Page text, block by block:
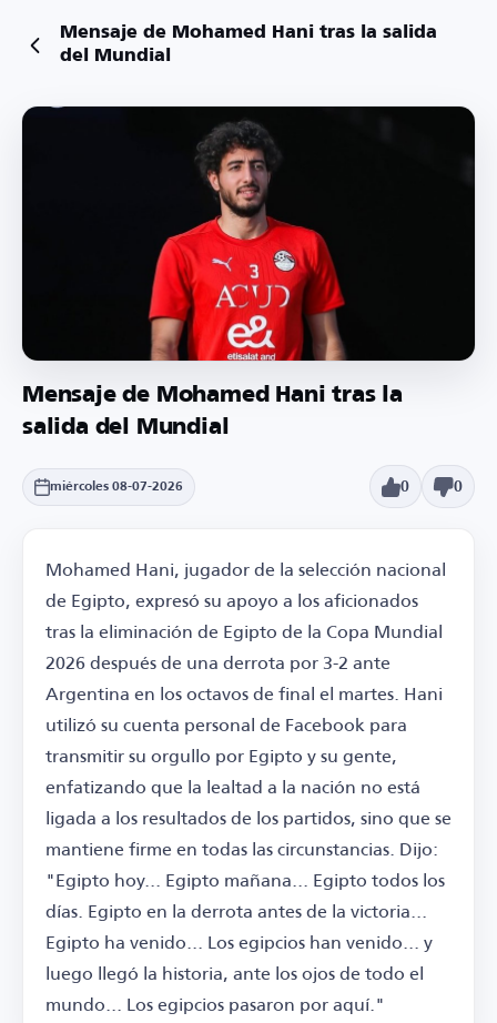
Mensaje de Mohamed Hani tras la salida
del Mundial
Mensaje de Mohamed Hani tras la
salida del Mundial
miércoles 08-07-2026 0 0
Mohamed Hani, jugador de la selección nacional
de Egipto, expresó su apoyo a los aficionados
tras la eliminación de Egipto de la Copa Mundial
2026 después de una derrota por 3-2 ante
Argentina en los octavos de final el martes. Hani
utilizó su cuenta personal de Facebook para
transmitir su orgullo por Egipto y su gente,
enfatizando que la lealtad a la nación no está
ligada a los resultados de los partidos, sino que se
mantiene firme en todas las circunstancias. Dijo:
"Egipto hoy... Egipto mañana... Egipto todos los
días. Egipto en la derrota antes de la victoria...
Egipto ha venido... Los egipcios han venido... y
luego llegó la historia, ante los ojos de todo el
mundo... Los egipcios pasaron por aquí."